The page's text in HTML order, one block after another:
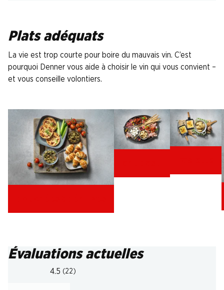
Plats adéquats
La vie est trop courte pour boire du mauvais vin. C’est
pourquoi Denner vous aide à choisir le vin qui vous convient –
et vous conseille volontiers.
Évaluations actuelles
4.5 (22)